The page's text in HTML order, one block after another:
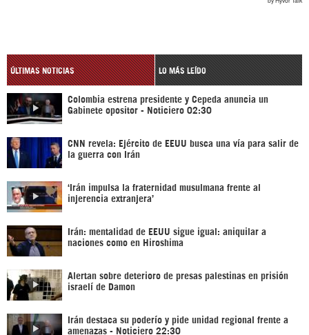
ÚLTIMAS NOTICIAS LO MÁS LEÍDO
Colombia estrena presidente y Cepeda anuncia un
Gabinete opositor - Noticiero 02:30
CNN revela: Ejército de EEUU busca una vía para salir de
la guerra con Irán
‘Irán impulsa la fraternidad musulmana frente al
injerencia extranjera’
Irán: mentalidad de EEUU sigue igual: aniquilar a
naciones como en Hiroshima
Alertan sobre deterioro de presas palestinas en prisión
israelí de Damon
Irán destaca su poderío y pide unidad regional frente a
amenazas - Noticiero 22:30